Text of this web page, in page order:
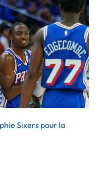
Sixers pour la